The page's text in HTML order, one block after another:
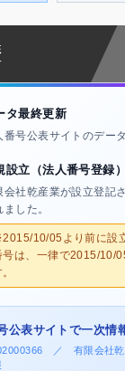
タ最終更新
番号公表サイトのデー
設立（法人番号登録）
会社乾産業が設立登記
ました。
10/05より前に設
号は、一律で2015/10/
公表サイトで一次情
／ 有限会社乾